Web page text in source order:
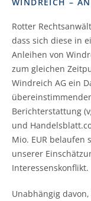
WINDREICH –
Rotter
dass sich diese in
Anleihen von
zum gleichen
Windreich AG ein
Berichterstattung
und
Mio. EUR belaufen
unserer
Interessenskonflikt.
Unabhängig